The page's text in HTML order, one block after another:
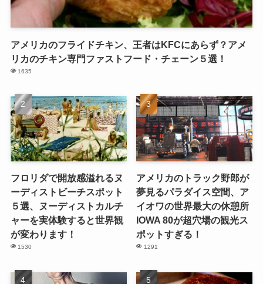
アメリカのフライドチキン、王者はKFCにあらず？アメ
リカのチキン専門ファストフード・チェーン５選！
1635
フロリダで開放感溢れるヌ
ーディストビーチスポット
５選、ヌーディストカルチ
ャーを実体験すると世界観
が変わります！
1530
アメリカのトラック野郎が
夢見るパラダイス空間、ア
イオワの世界最大の休憩所
IOWA 80が超穴場の観光ス
ポットすぎる！
1291